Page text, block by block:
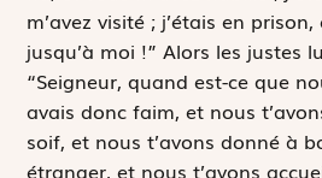
m’avez visité ; j’étais en
jusqu’à moi !” Alors les justes
“Seigneur, quand est-ce que
avais donc faim, et nous
soif, et nous t’avons donné à
étranger, et nous t’avons